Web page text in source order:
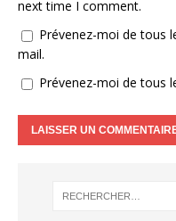
next time I comment.
Prévenez-moi de tous
mail.
Prévenez-moi de tous